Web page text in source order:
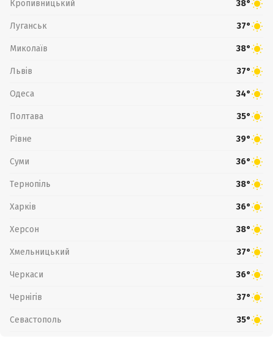
Кропивницький 38°
Луганськ 37°
Миколаїв 38°
Львів 37°
Одеса 34°
Полтава 35°
Рівне 39°
Суми 36°
Тернопіль 38°
Харків 36°
Херсон 38°
Хмельницький 37°
Черкаси 36°
Чернігів 37°
Севастополь 35°